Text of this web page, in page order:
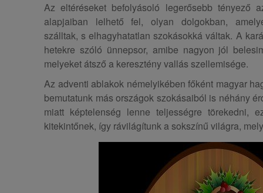
Az eltéréseket befolyásoló legerősebb tényező
alapjaiban lelhető fel, olyan dolgokban,
szálltak, s elhagyhatatlan szokásokká váltak. A
hetekre szóló ünnepsor, amibe nagyon jól
melyeket átsző a keresztény vallás szellemisége.
Az adventi ablakok némelyikében főként magyar
bemutatunk más országok szokásaiból is néhány
miatt képtelenség lenne teljességre törekedni,
kitekintőnek, így rávilágítunk a sokszínű világra,